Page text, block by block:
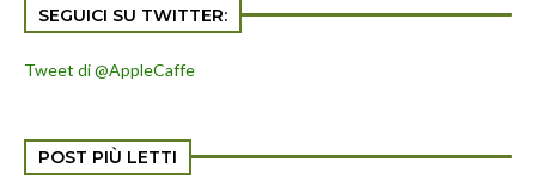
SEGUICI SU TWITTER:
Tweet di @AppleCaffe
POST PIÙ LETTI